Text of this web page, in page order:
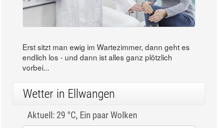
Erst sitzt man ewig im Wartezimmer, dann geht es
endlich los - und dann ist alles ganz plötzlich
vorbei...
Wetter in Ellwangen
Aktuell: 29 °C, Ein paar Wolken